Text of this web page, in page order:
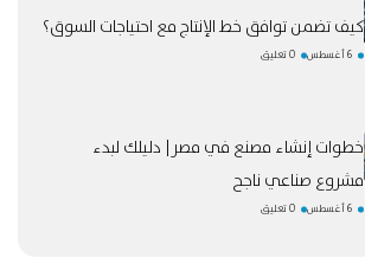
كيف تضمن توافق خط الإنتاج مع احتياجات السوق؟
6 أغسطس 0 تعليق
خطوات إنشاء مصنع في مصر| دليلك لبدء
مشروع صناعي ناجح
6 أغسطس 0 تعليق